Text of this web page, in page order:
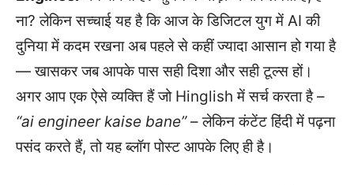
ना? लेकिन सच्चाई यह है कि आज के डिजिटल युग में AI की
दुनिया में कदम रखना अब पहले से कहीं ज्यादा आसान हो गया है
— खासकर जब आपके पास सही दिशा और सही टूल्स हों।
अगर आप एक ऐसे व्यक्ति हैं जो Hinglish में सर्च करता है –
“ai engineer kaise bane”– लेकिन कंटेंट हिंदी में पढ़ना
पसंद करते हैं, तो यह ब्लॉग पोस्ट आपके लिए ही है।